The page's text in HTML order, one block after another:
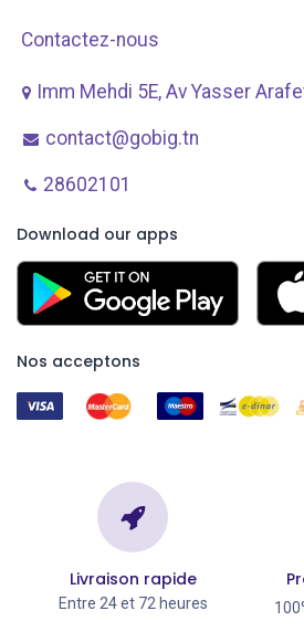
Contactez-nous
Imm Mehdi 5E, Av ​Yasser
contact@gobig.tn
28602101
Download our apps
Nos acceptons
Livraison rapide
Entre 24 et 72 heures